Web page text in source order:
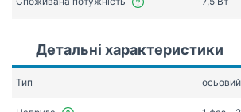
Детальні характеристики
Тип осьовий